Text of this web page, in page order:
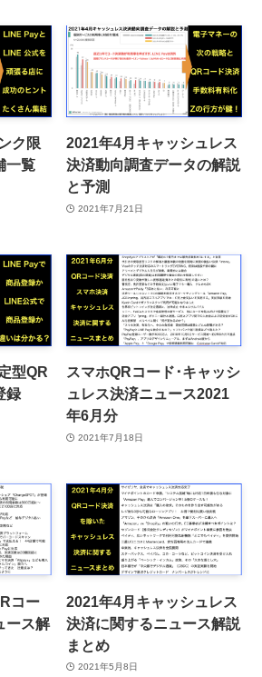
ク限
一覧
2021年4月キャッシュレス
決済動向調査データの解説
と予測
2021年7月21日
型QR
録
スマホQRコード･キャッシ
ュレス決済ニュース2021
年6月分
2021年7月18日
コー
ース解
2021年4月キャッシュレス
決済に関するニュース解説
まとめ
2021年5月8日